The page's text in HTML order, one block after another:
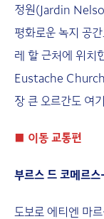
정원(Jardin
평화로운 녹지 공
레 할 근처에 위치
Eustache
장 큰 오르간도 여
■ 이동 교통편
부르스 드 코메르
도보로 에티엔 마